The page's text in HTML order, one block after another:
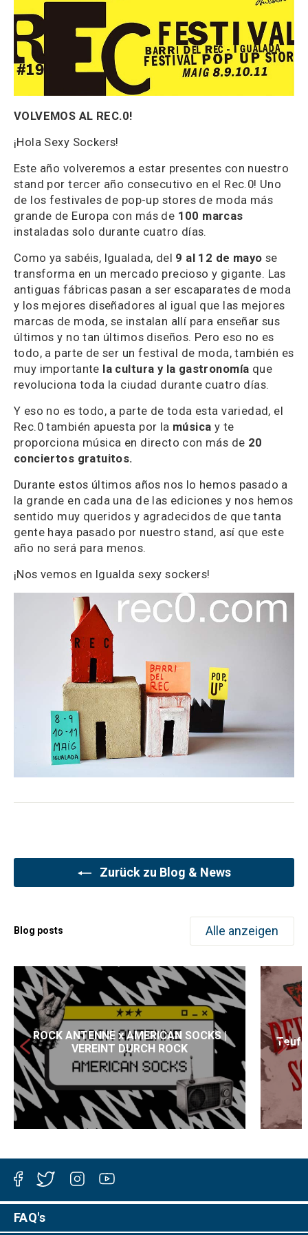
VOLVEMOS AL REC.0!
¡Hola Sexy Sockers!
Este año volveremos a estar presentes con nuestro
stand por tercer año consecutivo en el Rec.0! Uno
de los festivales de pop-up stores de moda más
grande de Europa con más de 100 marcas
instaladas solo durante cuatro días.
Como ya sabéis, Igualada, del 9 al 12 de mayo se
transforma en un mercado precioso y gigante. Las
antiguas fábricas pasan a ser escaparates de moda
y los mejores diseñadores al igual que las mejores
marcas de moda, se instalan allí para enseñar sus
últimos y no tan últimos diseños. Pero eso no es
todo, a parte de ser un festival de moda, también es
muy importante la cultura y la gastronomía que
revoluciona toda la ciudad durante cuatro días.
Y eso no es todo, a parte de toda esta variedad, el
Rec.0 también apuesta por la música y te
proporciona música en directo con más de 20
conciertos gratuitos.
Durante estos últimos años nos lo hemos pasado a
la grande en cada una de las ediciones y nos hemos
sentido muy queridos y agradecidos de que tanta
gente haya pasado por nuestro stand, así que este
año no será para menos.
¡Nos vemos en Igualda sexy sockers!
Zurück zu Blog & News
Blog posts Alle anzeigen
ROCK ANTENNE x AMERICAN SOCKS |
VEREINT DURCH ROCK
FacebookTwitter Instagram
FAQ's